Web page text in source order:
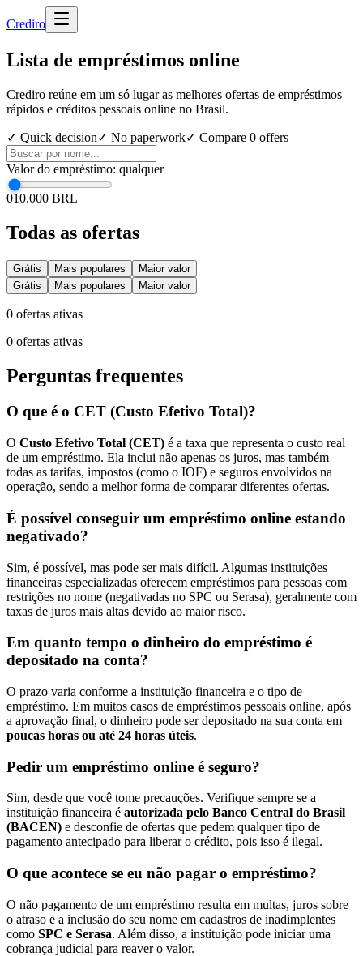
Crediro
Lista de empréstimos online
Crediro reúne em um só lugar as melhores ofertas de empréstimos
rápidos e créditos pessoais online no Brasil.
✓ Quick decision✓ No paperwork✓ Compare 0 offers
Valor do empréstimo: qualquer
010.000 BRL
Todas as ofertas
Grátis Mais populares
Maior valor
Grátis
Mais populares Maior valor
0 ofertas ativas
0 ofertas ativas
Perguntas frequentes
O que é o CET (Custo Efetivo Total)?
O Custo Efetivo Total (CET) é a taxa que representa o custo real
de um empréstimo. Ela inclui não apenas os juros, mas também
todas as tarifas, impostos (como o IOF) e seguros envolvidos na
operação, sendo a melhor forma de comparar diferentes ofertas.
É possível conseguir um empréstimo online estando
negativado?
Sim, é possível, mas pode ser mais difícil. Algumas instituições
financeiras especializadas oferecem empréstimos para pessoas com
restrições no nome (negativadas no SPC ou Serasa), geralmente com
taxas de juros mais altas devido ao maior risco.
Em quanto tempo o dinheiro do empréstimo é
depositado na conta?
O prazo varia conforme a instituição financeira e o tipo de
empréstimo. Em muitos casos de empréstimos pessoais online, após
a aprovação final, o dinheiro pode ser depositado na sua conta em
poucas horas ou até 24 horas úteis.
Pedir um empréstimo online é seguro?
Sim, desde que você tome precauções. Verifique sempre se a
instituição financeira é autorizada pelo Banco Central do Brasil
(BACEN) e desconfie de ofertas que pedem qualquer tipo de
pagamento antecipado para liberar o crédito, pois isso é ilegal.
O que acontece se eu não pagar o empréstimo?
O não pagamento de um empréstimo resulta em multas, juros sobre
o atraso e a inclusão do seu nome em cadastros de inadimplentes
como SPC e Serasa. Além disso, a instituição pode iniciar uma
cobrança judicial para reaver o valor.